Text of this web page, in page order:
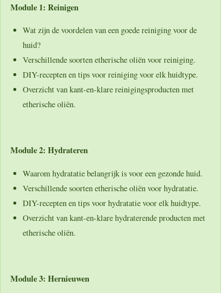
Module 1: Reinigen
Wat zijn de voordelen van een goede reiniging voor de
huid?
Verschillende soorten etherische oliën voor reiniging.
DIY-recepten en tips voor reiniging voor elk huidtype.
Overzicht van kant-en-klare reinigingsproducten met
etherische oliën.
Module 2: Hydrateren
Waarom hydratatie belangrijk is voor een gezonde huid.
Verschillende soorten etherische oliën voor hydratatie.
DIY-recepten en tips voor hydratatie voor elk huidtype.
Overzicht van kant-en-klare hydraterende producten met
etherische oliën.
Module 3: Hernieuwen